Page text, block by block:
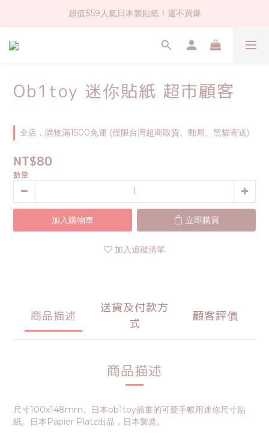
社群大人氣！各種有趣的打洞器
超值$59人氣日本製貼紙！還不買爆
全店$1500免運(台灣地區)
Ob1toy 迷你貼紙 超市顧客
全店，購物滿1500免運 (僅限台灣超商取貨、郵局、黑貓寄送)
NT$80
數量
加入購物車 立即購買
加入追蹤清單
商品描述
送貨及付款方
式
顧客評價
商品描述
尺寸100x148mm。日本ob1toy插畫的可愛手帳用迷你尺寸貼
紙。日本Papier Platz出品，日本製造。